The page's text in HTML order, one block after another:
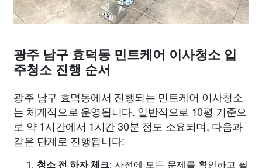
광주 남구 효덕동 민트케어 이사청소 입
주청소 진행 순서
광주 남구 효덕동에서 진행되는 민트케어 이사청소
는 체계적으로 운영됩니다. 일반적으로 10평 기준으
로 약 1시간에서 1시간 30분 정도 소요되며, 다음과
같은 단계로 진행됩니다:
청소 전 하자 체크: 사전에 모든 문제를 확인하고 필